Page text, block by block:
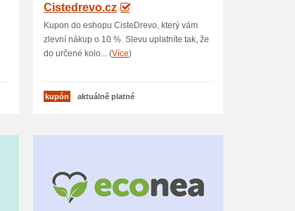
Cistedrevo.cz
Kupon do eshopu CisteDrevo, který vám
zlevní nákup o 10 %. Slevu uplatníte tak, že
do určené kolo... (Více)
kupón aktuálně platné